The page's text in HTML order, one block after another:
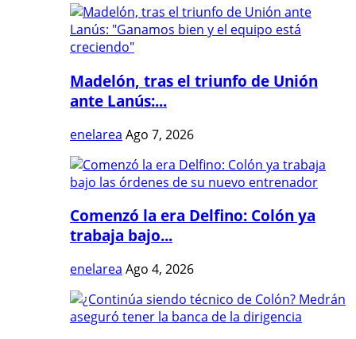
Madelón, tras el triunfo de Unión
ante Lanús:...
enelarea Ago 7, 2026
Comenzó la era Delfino: Colón ya
trabaja bajo...
enelarea Ago 4, 2026